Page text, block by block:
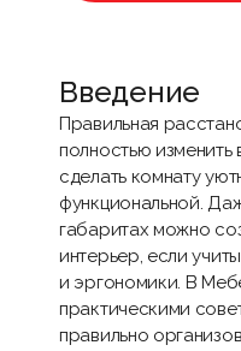
Введение
Правильная
полностью изменить
сделать комнату
функциональной.
габаритах можно
интерьер, если
и эргономики. В
практическими
правильно